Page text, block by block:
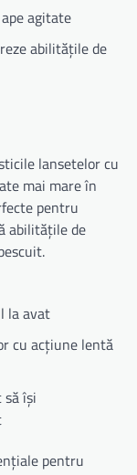
agitate
abilitățile de
lansetelor cu
mai mare în
pentru
abilitățile de
la avat
cu acțiune lentă
să își
pentru